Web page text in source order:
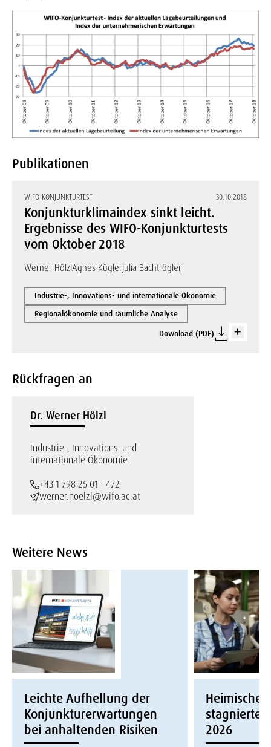
Publikationen
WIFO-KONJUNKTURTEST 30.10.2018
Konjunkturklimaindex sinkt leicht.
Ergebnisse des WIFO-Konjunkturtests
vom Oktober 2018
Werner HölzlAgnes KüglerJulia Bachtrögler
Industrie-, Innovations- und internationale Ökonomie
Regionalökonomie und räumliche Analyse
Download (PDF)
Rückfragen an
Dr. Werner Hölzl
Industrie-, Innovations- und
internationale Ökonomie
+43 1 798 26 01 - 472
werner.hoelzl@wifo.ac.at
Weitere News
Leichte Aufhellung der
Konjunkturerwartungen
bei anhaltenden Risiken
Heimische
stagnierte
2026